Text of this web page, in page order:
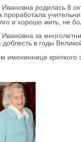
родилась 8
проработала
и хорошо жить, не
за
доблесть в годы
крепкого